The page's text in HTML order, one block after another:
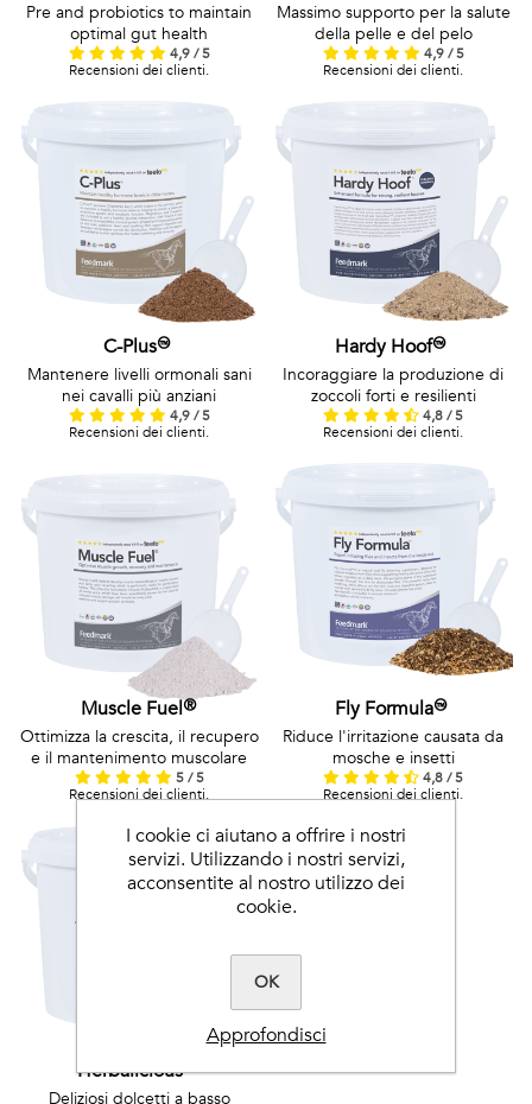
Pre and probiotics to maintain
optimal gut health
4,9 / 5
Recensioni dei clienti.
Massimo supporto per la salute
della pelle e del pelo
4,9 / 5
Recensioni dei clienti.
C-Plus™
Mantenere livelli ormonali sani
nei cavalli più anziani
4,9 / 5
Recensioni dei clienti.
Hardy Hoof™
Incoraggiare la produzione di
zoccoli forti e resilienti
4,8 / 5
Recensioni dei clienti.
Muscle Fuel®
Ottimizza la crescita, il recupero
e il mantenimento muscolare
5 / 5
Recensioni dei clienti.
Fly Formula™
Riduce l'irritazione causata da
mosche e insetti
4,8 / 5
Recensioni dei clienti.
Herbalicious™
Deliziosi dolcetti a basso
I cookie ci aiutano a offrire i nostri
servizi. Utilizzando i nostri servizi,
acconsentite al nostro utilizzo dei
cookie.
OK
Approfondisci